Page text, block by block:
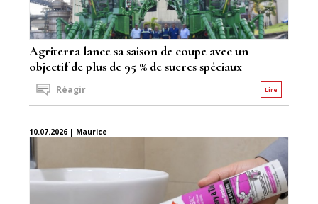
Agriterra lance sa saison de coupe avec un
objectif de plus de 95 % de sucres spéciaux
Lire
Réagir
10.07.2026 | Maurice